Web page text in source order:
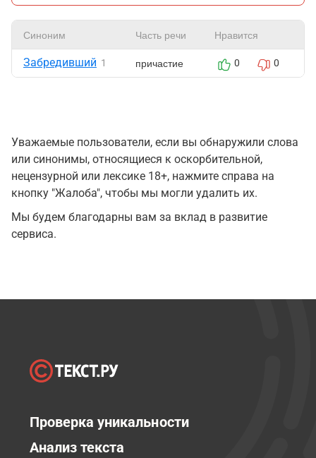
Синоним Часть речи Нравится
Забредивший 1 причастие 0 0
Уважаемые пользователи, если вы обнаружили слова
или синонимы, относящиеся к оскорбительной,
нецензурной или лексике 18+, нажмите справа на
кнопку "Жалоба", чтобы мы могли удалить их.
Мы будем благодарны вам за вклад в развитие
сервиса.
Проверка уникальности
Анализ текста